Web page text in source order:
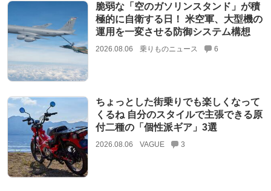
脆弱な「空のガソリンスタンド」が積
極的に自衛する日！ 米空軍、大型機の
運用を一変させる防御システム構想
2026.08.06 乗りものニュース 6
ちょっとした街乗りでも楽しくなって
くるね 自分のスタイルで主張できる原
付二種の「個性派ギア」3選
2026.08.06 VAGUE 3